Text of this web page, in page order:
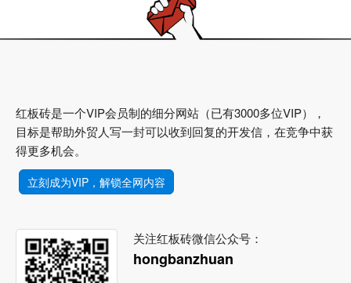
红板砖是一个VIP会员制的细分网站（已有3000多位VIP），
目标是帮助外贸人写一封可以收到回复的开发信，在竞争中获
得更多机会。
立刻成为VIP，解锁全网内容
关注红板砖微信公众号：
hongbanzhuan